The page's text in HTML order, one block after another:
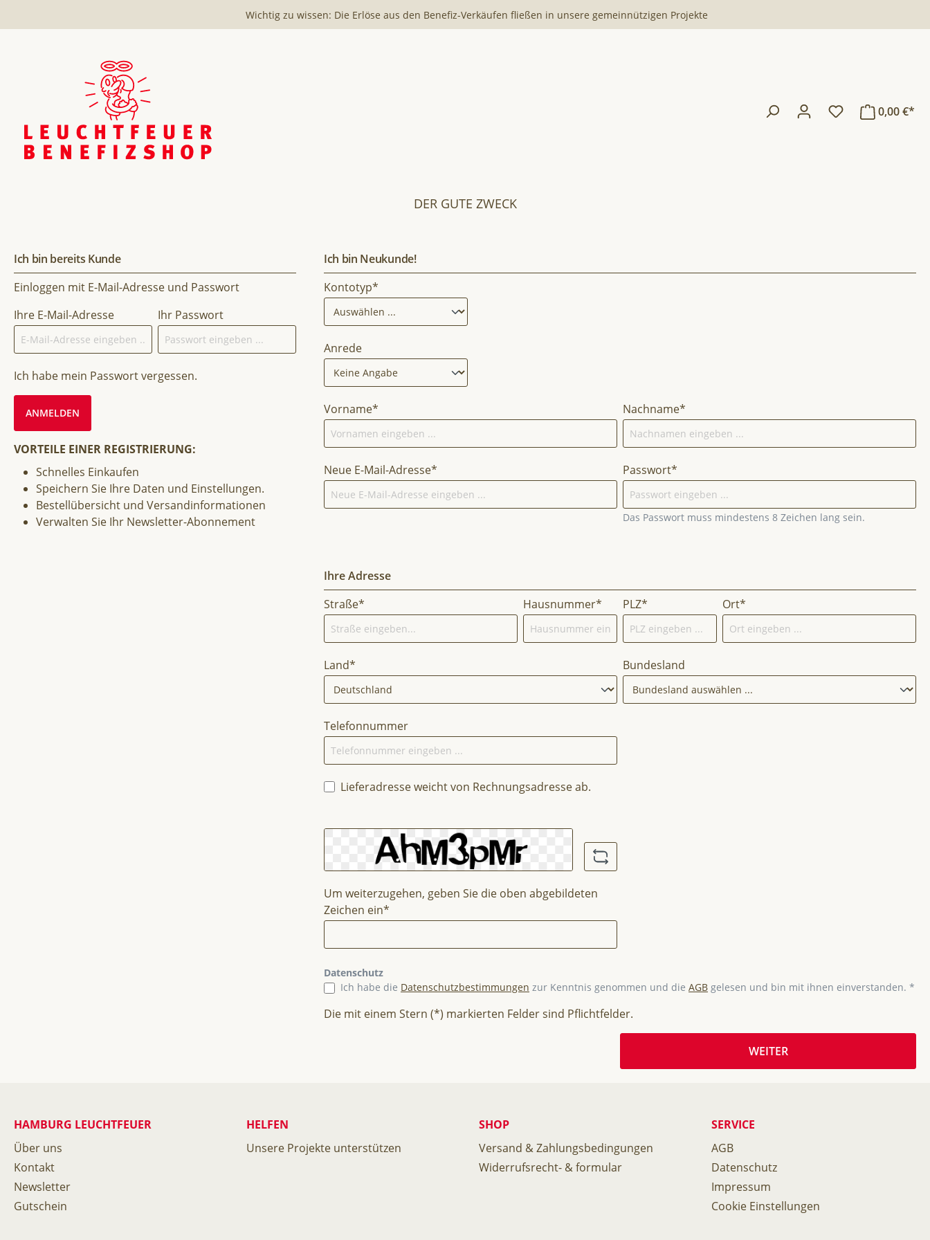
Wichtig zu wissen: Die Erlöse aus den Benefiz-Verkäufen fließen in unsere gemeinnützigen Projekte
0,00 €*
DER GUTE ZWECK
Ich bin bereits Kunde
Einloggen mit E-Mail-Adresse und Passwort
Ihre E-Mail-Adresse
Ihr Passwort
Ich habe mein Passwort vergessen.
ANMELDEN
VORTEILE EINER REGISTRIERUNG:
Schnelles Einkaufen
Speichern Sie Ihre Daten und Einstellungen.
Bestellübersicht und Versandinformationen
Verwalten Sie Ihr Newsletter-Abonnement
Ich bin Neukunde!
Kontotyp*
Anrede
Vorname* Nachname*
Neue E-Mail-Adresse* Passwort*
Das Passwort muss mindestens 8 Zeichen lang sein.
Ihre Adresse
Straße*
Hausnummer* PLZ* Ort*
Land* Bundesland
Telefonnummer
Lieferadresse weicht von Rechnungsadresse ab.
Um weiterzugehen, geben Sie die oben abgebildeten
Zeichen ein*
Datenschutz
Ich habe die Datenschutzbestimmungen zur Kenntnis genommen und die AGB gelesen und bin mit ihnen einverstanden. *
Die mit einem Stern (*) markierten Felder sind Pflichtfelder.
WEITER
HAMBURG LEUCHTFEUER
Über uns
Kontakt
Newsletter
Gutschein
HELFEN
Unsere Projekte unterstützen
SHOP
Versand & Zahlungsbedingungen
Widerrufsrecht- & formular
SERVICE
AGB
Datenschutz
Impressum
Cookie Einstellungen